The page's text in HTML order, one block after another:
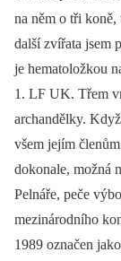
na něm o tři
další zvířata jsem
je hematoložkou
1. LF UK. Třem
archandělky.
všem jejím
dokonale, možná
Pelnáře, peče
mezinárodního
1989 označen